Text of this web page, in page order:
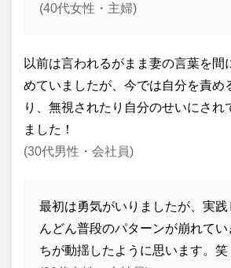
(40代女性・主婦)
以前は言われるがまま妻の言葉を間
めていましたが、今では自分を責め
り、無視されたり自分のせいにされ
ました！
(30代男性・会社員)
最初は勇気がいりましたが、実
んどん普段のパターンが崩れてい
ちが動揺したように思います。笑